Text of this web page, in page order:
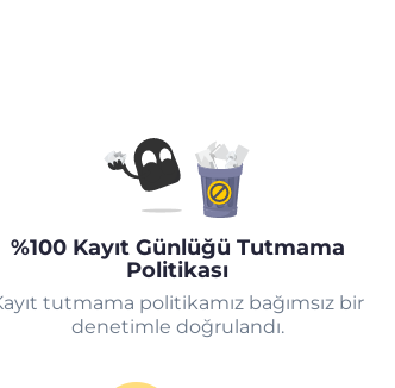
%100 Kayıt Günlüğü Tutmama
Politikası
tutmama politikamız bağımsız bir
denetimle doğrulandı.